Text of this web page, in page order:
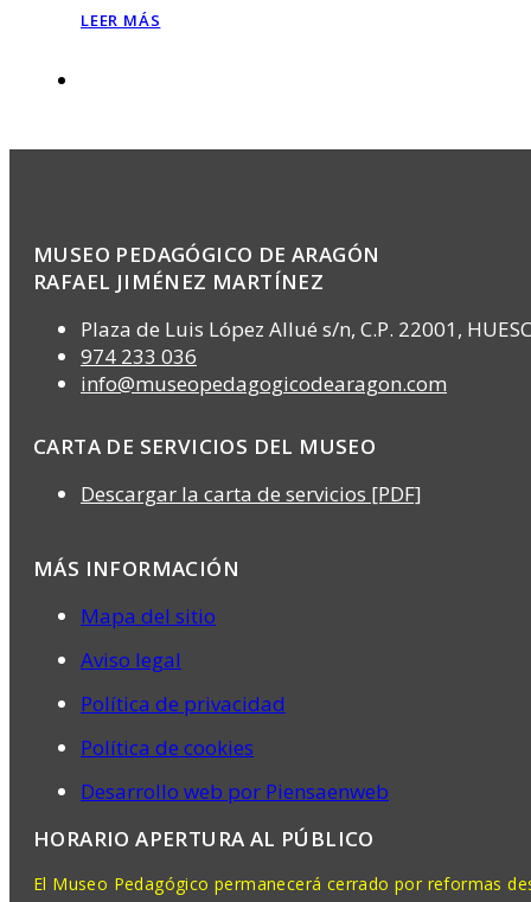
LEER MÁS
MUSEO PEDAGÓGICO DE ARAGÓN
RAFAEL JIMÉNEZ MARTÍNEZ
Plaza de Luis López Allué s/n, C.P. 22001,
974 233 036
info@museopedagogicodearagon.com
CARTA DE SERVICIOS DEL MUSEO
Descargar la carta de servicios [PDF]
MÁS INFORMACIÓN
Mapa del sitio
Aviso legal
Política de privacidad
Política de cookies
Desarrollo web por Piensaenweb
HORARIO APERTURA AL PÚBLICO
El Museo Pedagógico permanecerá cerrado por reformas